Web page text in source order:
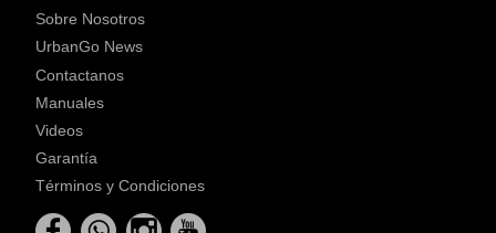
Sobre Nosotros
UrbanGo News
Contactanos
Manuales
Videos
Garantía
Términos y Condiciones